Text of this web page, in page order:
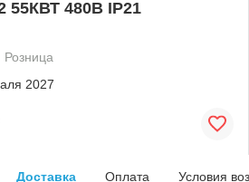
480В IP21
Розница
2027
Доставка Оплата Условия